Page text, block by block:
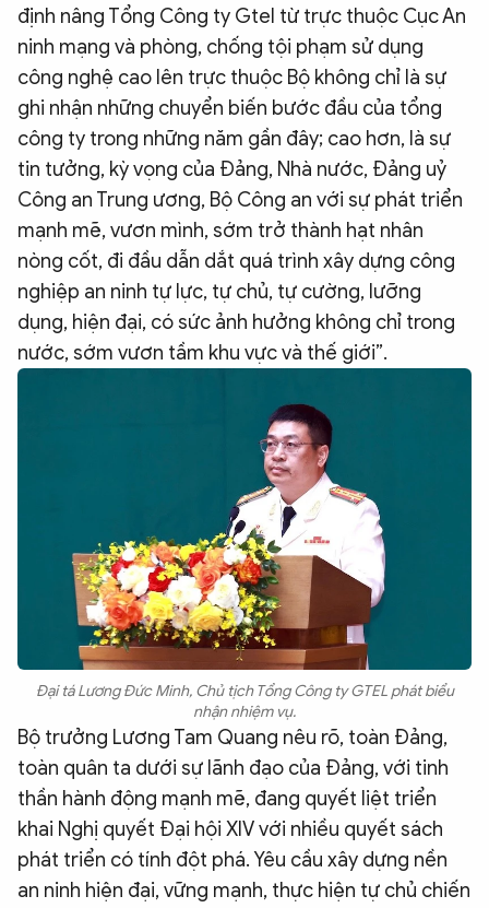
định nâng Tổng Công ty Gtel từ trực thuộc Cục An
ninh mạng và phòng, chống tội phạm sử dụng
công nghệ cao lên trực thuộc Bộ không chỉ là sự
ghi nhận những chuyển biến bước đầu của tổng
công ty trong những năm gần đây; cao hơn, là sự
tin tưởng, kỳ vọng của Đảng, Nhà nước, Đảng uỷ
Công an Trung ương, Bộ Công an với sự phát triển
mạnh mẽ, vươn mình, sớm trở thành hạt nhân
nòng cốt, đi đầu dẫn dắt quá trình xây dựng công
nghiệp an ninh tự lực, tự chủ, tự cường, lưỡng
dụng, hiện đại, có sức ảnh hưởng không chỉ trong
nước, sớm vươn tầm khu vực và thế giới”.
Đại tá Lương Đức Minh, Chủ tịch Tổng Công ty GTEL phát biểu
nhận nhiệm vụ.
Bộ trưởng Lương Tam Quang nêu rõ, toàn Đảng,
toàn quân ta dưới sự lãnh đạo của Đảng, với tinh
thần hành động mạnh mẽ, đang quyết liệt triển
khai Nghị quyết Đại hội XIV với nhiều quyết sách
phát triển có tính đột phá. Yêu cầu xây dựng nền
an ninh hiện đại, vững mạnh, thực hiện tự chủ chiến